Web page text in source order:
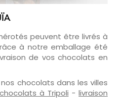
peuvent être livrés à
à notre emballage été
de vos chocolats en
chocolats dans les villes
à Tripoli - livraison